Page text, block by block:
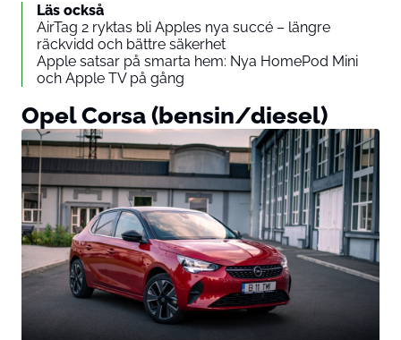
Läs också
AirTag 2 ryktas bli Apples nya succé – längre
räckvidd och bättre säkerhet
Apple satsar på smarta hem: Nya HomePod Mini
och Apple TV på gång
Opel Corsa (bensin/diesel)